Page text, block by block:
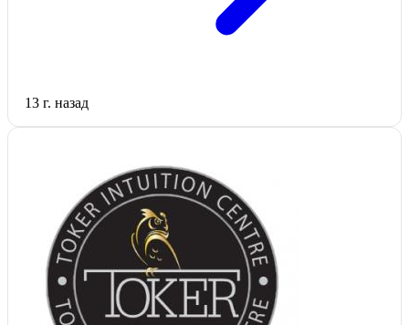
13 г. назад